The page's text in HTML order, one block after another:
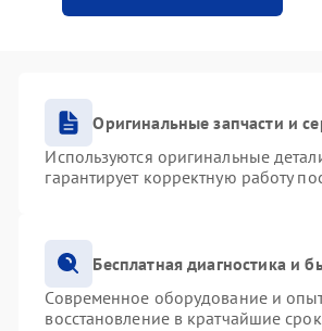
Оригинальные запчасти и
Используются оригинальные
гарантирует корректную работу
Бесплатная диагностика и
Современное оборудование и
восстановление в кратчайшие